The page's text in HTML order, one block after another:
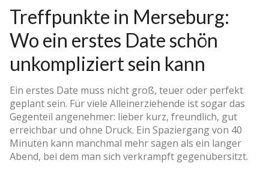
Treffpunkte in Merseburg:
Wo ein erstes Date schön
unkompliziert sein kann
Ein erstes Date muss nicht groß, teuer oder perfekt
geplant sein. Für viele Alleinerziehende ist sogar das
Gegenteil angenehmer: lieber kurz, freundlich, gut
erreichbar und ohne Druck. Ein Spaziergang von 40
Minuten kann manchmal mehr sagen als ein langer
Abend, bei dem man sich verkrampft gegenübersitzt.